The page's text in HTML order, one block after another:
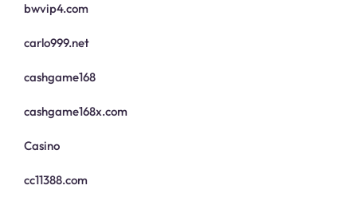
bwvip4.com
carlo999.net
cashgame168
cashgame168x.com
Casino
cc11388.com